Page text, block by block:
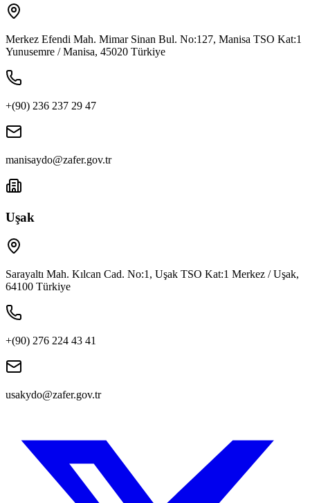
Merkez Efendi Mah. Mimar Sinan Bul. No:127, Manisa TSO Kat:1
Yunusemre / Manisa, 45020 Türkiye
+(90) 236 237 29 47
manisaydo@zafer.gov.tr
Uşak
Sarayaltı Mah. Kılcan Cad. No:1, Uşak TSO Kat:1 Merkez / Uşak,
64100 Türkiye
+(90) 276 224 43 41
usakydo@zafer.gov.tr